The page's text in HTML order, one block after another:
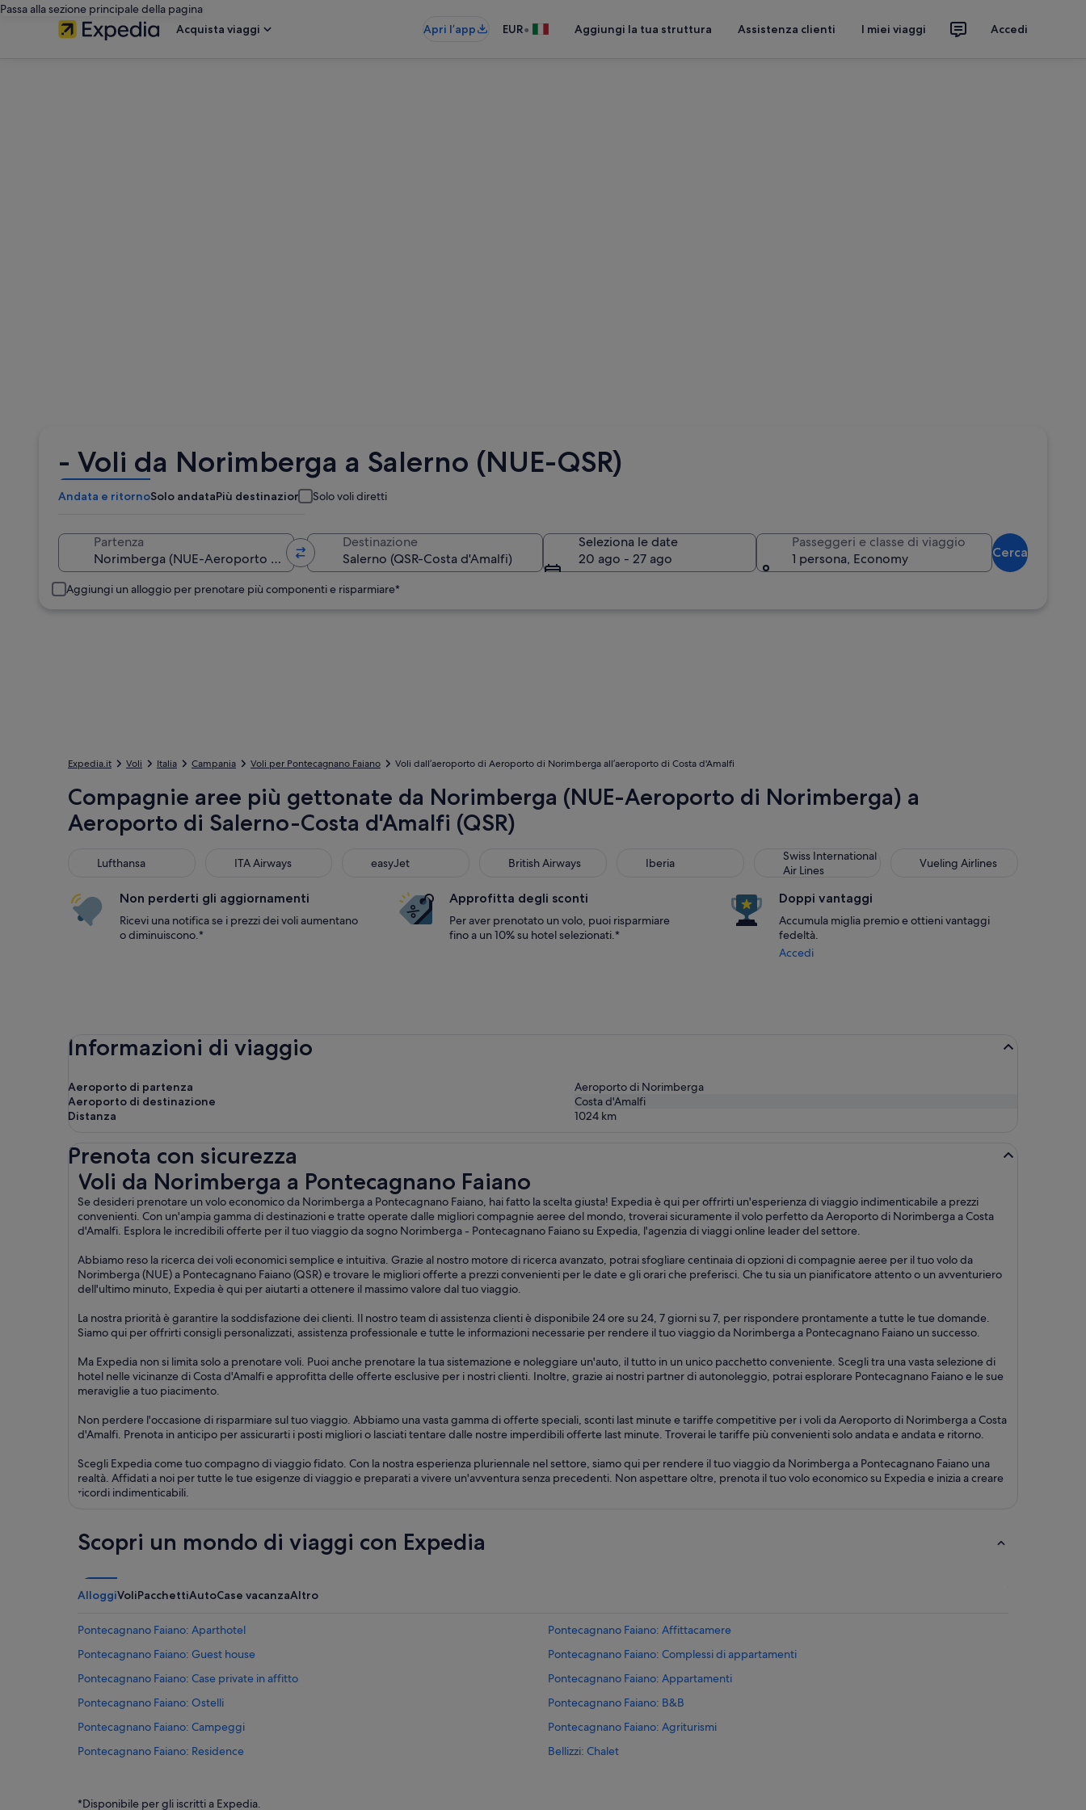
Passa alla sezione principale della pagina
Acquista viaggi
Apri l’app EUR• Aggiungi la tua struttura Assistenza clienti I miei viaggi Accedi
- Voli da Norimberga a Salerno (NUE-QSR)
Andata e ritornoSolo andataPiù destinazioni Solo voli diretti
Partenza Destinazione
Seleziona le date
20 ago - 27 ago
Passeggeri e classe di viaggio
1 persona, Economy
Cerca
Aggiungi un alloggio per prenotare più componenti e risparmiare*
Expedia.it Voli Italia Campania Voli per Pontecagnano Faiano Voli dall’aeroporto di Aeroporto di Norimberga all’aeroporto di Costa d'Amalfi
Compagnie aree più gettonate da Norimberga (NUE-Aeroporto di Norimberga) a
Aeroporto di Salerno-Costa d'Amalfi (QSR)
Lufthansa
Lufthansa ITA Airways
ITA Airways easyJet British Airways
British Airways Iberia
Iberia
Swiss International
Air Lines
Swiss International Air Lines Vueling Airlines
Vueling Airlines
Non perderti gli aggiornamenti
Ricevi una notifica se i prezzi dei voli aumentano
o diminuiscono.*
Approfitta degli sconti
Per aver prenotato un volo, puoi risparmiare
fino a un 10% su hotel selezionati.*
Doppi vantaggi
Accumula miglia premio e ottieni vantaggi
fedeltà.
Accedi
Informazioni di viaggio
Aeroporto di partenza
Aeroporto di Norimberga
Aeroporto di destinazione
Costa d'Amalfi
Distanza
1024 km
Prenota con sicurezza
Voli da Norimberga a Pontecagnano Faiano
Se desideri prenotare un volo economico da Norimberga a Pontecagnano Faiano, hai fatto la scelta giusta! Expedia è qui per offrirti un'esperienza di viaggio indimenticabile a prezzi
convenienti. Con un'ampia gamma di destinazioni e tratte operate dalle migliori compagnie aeree del mondo, troverai sicuramente il volo perfetto da Aeroporto di Norimberga a Costa
d'Amalfi. Esplora le incredibili offerte per il tuo viaggio da sogno Norimberga - Pontecagnano Faiano su Expedia, l'agenzia di viaggi online leader del settore.
Abbiamo reso la ricerca dei voli economici semplice e intuitiva. Grazie al nostro motore di ricerca avanzato, potrai sfogliare centinaia di opzioni di compagnie aeree per il tuo volo da
Norimberga (NUE) a Pontecagnano Faiano (QSR) e trovare le migliori offerte a prezzi convenienti per le date e gli orari che preferisci. Che tu sia un pianificatore attento o un avventuriero
dell'ultimo minuto, Expedia è qui per aiutarti a ottenere il massimo valore dal tuo viaggio.
La nostra priorità è garantire la soddisfazione dei clienti. Il nostro team di assistenza clienti è disponibile 24 ore su 24, 7 giorni su 7, per rispondere prontamente a tutte le tue domande.
Siamo qui per offrirti consigli personalizzati, assistenza professionale e tutte le informazioni necessarie per rendere il tuo viaggio da Norimberga a Pontecagnano Faiano un successo.
Ma Expedia non si limita solo a prenotare voli. Puoi anche prenotare la tua sistemazione e noleggiare un'auto, il tutto in un unico pacchetto conveniente. Scegli tra una vasta selezione di
hotel nelle vicinanze di Costa d'Amalfi e approfitta delle offerte esclusive per i nostri clienti. Inoltre, grazie ai nostri partner di autonoleggio, potrai esplorare Pontecagnano Faiano e le sue
meraviglie a tuo piacimento.
Non perdere l'occasione di risparmiare sul tuo viaggio. Abbiamo una vasta gamma di offerte speciali, sconti last minute e tariffe competitive per i voli da Aeroporto di Norimberga a Costa
d'Amalfi. Prenota in anticipo per assicurarti i posti migliori o lasciati tentare dalle nostre imperdibili offerte last minute. Troverai le tariffe più convenienti solo andata e andata e ritorno.
Scegli Expedia come tuo compagno di viaggio fidato. Con la nostra esperienza pluriennale nel settore, siamo qui per rendere il tuo viaggio da Norimberga a Pontecagnano Faiano una
realtà. Affidati a noi per tutte le tue esigenze di viaggio e preparati a vivere un'avventura senza precedenti. Non aspettare oltre, prenota il tuo volo economico su Expedia e inizia a creare
ricordi indimenticabili.
Voli da Norimberga a Pontecagnano Faiano
Scopri un mondo di viaggi con Expedia
AlloggiVoliPacchettiAutoCase vacanzaAltro
Pontecagnano Faiano: Aparthotel
Pontecagnano Faiano: Affittacamere
Pontecagnano Faiano: Guest house
Pontecagnano Faiano: Complessi di appartamenti
Pontecagnano Faiano: Case private in affitto
Pontecagnano Faiano: Appartamenti
Pontecagnano Faiano: Ostelli
Pontecagnano Faiano: B&B
Pontecagnano Faiano: Campeggi
Pontecagnano Faiano: Agriturismi
Pontecagnano Faiano: Residence
Bellizzi: Chalet
Sant'antonio: Resort
*Disponibile per gli iscritti a Expedia.